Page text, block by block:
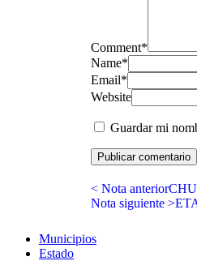
Comment*
Name*
Email*
Website
Guardar mi
< Nota anterior
Nota siguiente >
Municipios
Estado